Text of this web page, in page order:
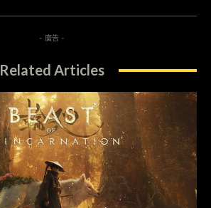
- 廣告 -
Related Articles